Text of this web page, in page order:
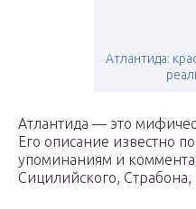
Атлантида:
Атлантида — это
Его описание известно
упоминаниям и
Сицилийского,